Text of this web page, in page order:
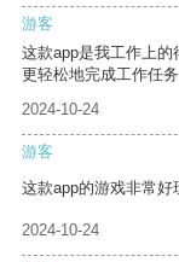
游客
这款app是我工作上
更轻松地完成工作任务
2024-10-24
游客
这款app的游戏非常好
2024-10-24